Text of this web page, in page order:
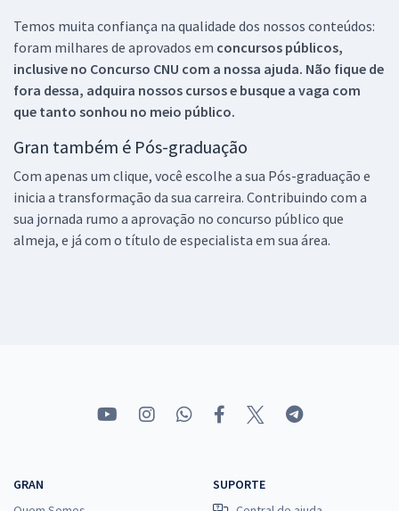
Temos muita confiança na qualidade dos nossos conteúdos:
foram milhares de aprovados em concursos públicos,
inclusive no Concurso CNU com a nossa ajuda. Não fique de
fora dessa, adquira nossos cursos e busque a vaga com
que tanto sonhou no meio público.
Gran também é Pós-graduação
Com apenas um clique, você escolhe a sua Pós-graduação e
inicia a transformação da sua carreira. Contribuindo com a
sua jornada rumo a aprovação no concurso público que
almeja, e já com o título de especialista em sua área.
GRAN
SUPORTE